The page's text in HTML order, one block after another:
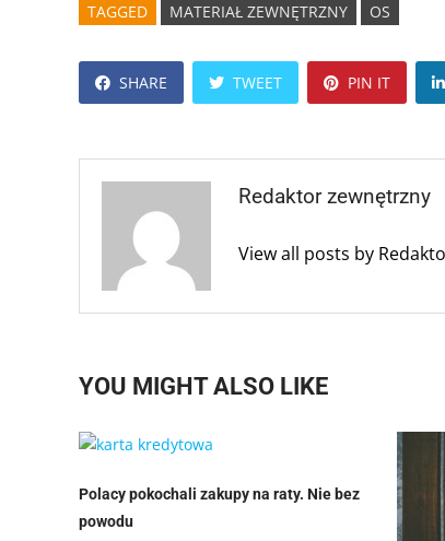
TAGGED MATERIAŁ ZEWNĘTRZNY OS
SHARE TWEET PIN IT
Redaktor zewnętrzny
View all posts by
YOU MIGHT ALSO LIKE
Polacy pokochali zakupy na raty. Nie bez
powodu